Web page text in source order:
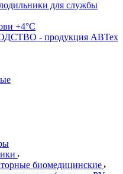
для службы
+4°С
- продукция АВТех
биомедицинские